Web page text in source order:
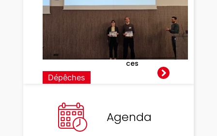
Dépêches
édition
des
Journé
es
Surface
s-
Interfa
ces
Agenda